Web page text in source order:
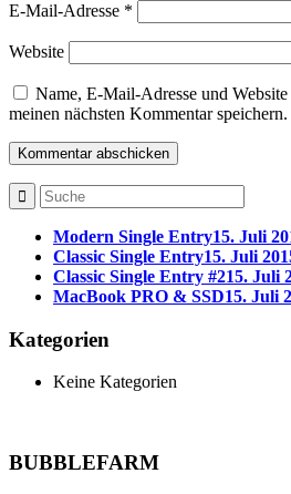
E-Mail-Adresse *
Website
Name, E-Mail-Adresse und
meinen nächsten Kommentar speichern.
Modern Single Entry15. Juli
Classic Single Entry15. Juli
Classic Single Entry #215. Juli
MacBook PRO & SSD15. Juli
Kategorien
Keine Kategorien
BUBBLEFARM